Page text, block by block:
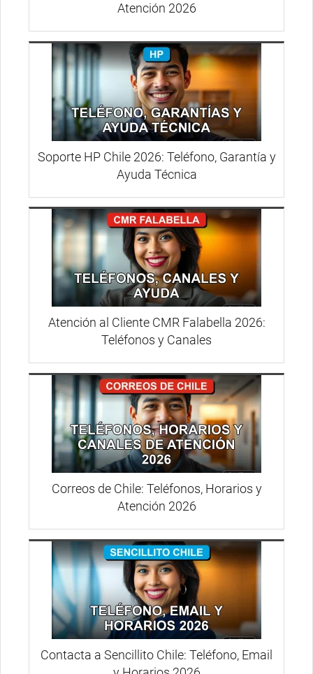
Atención 2026
Soporte HP Chile 2026: Teléfono, Garantía y
Ayuda Técnica
Atención al Cliente CMR Falabella 2026:
Teléfonos y Canales
Correos de Chile: Teléfonos, Horarios y
Atención 2026
Contacta a Sencillito Chile: Teléfono, Email